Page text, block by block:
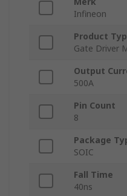
Infineon
Product
Gate Driver
Output
500A
Pin Count
8
Package
SOIC
Fall Time
40ns